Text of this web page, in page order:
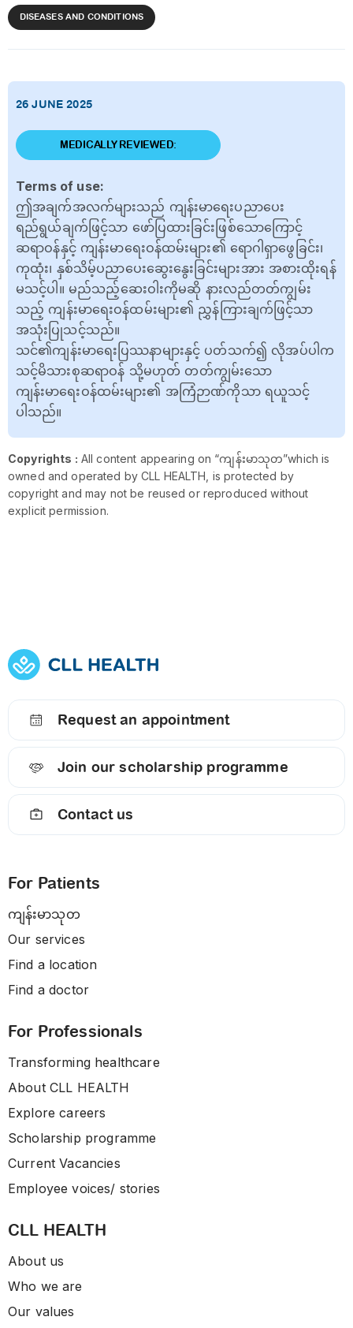
DISEASES AND CONDITIONS
26 JUNE 2025
MEDICALLY REVIEWED:
Terms of use:
ဤအချက်အလက်များသည် ကျန်းမာရေးပညာပေး
ရည်ရွယ်ချက်ဖြင့်သာ ဖော်ပြထားခြင်းဖြစ်သောကြောင့်
ဆရာဝန်နှင့် ကျန်းမာရေးဝန်ထမ်းများ၏ ရောဂါရှာဖွေခြင်း၊
ကုထုံး၊ နှစ်သိမ့်ပညာပေးဆွေးနွေးခြင်းများအား အစားထိုးရန်
မသင့်ပါ။ မည်သည့်ဆေးဝါးကိုမဆို နားလည်တတ်ကျွမ်း
သည့် ကျန်းမာရေးဝန်ထမ်းများ၏ ညွှန်ကြားချက်ဖြင့်သာ
အသုံးပြုသင့်သည်။
သင်၏ကျန်းမာရေးပြဿနာများနှင့် ပတ်သက်၍ လိုအပ်ပါက
သင့်မိသားစုဆရာဝန် သို့မဟုတ် တတ်ကျွမ်းသော
ကျန်းမာရေးဝန်ထမ်းများ၏ အကြံဉာဏ်ကိုသာ ရယူသင့်
ပါသည်။
Copyrights : All content appearing on “ကျန်းမာသုတ”which is
owned and operated by CLL HEALTH, is protected by
copyright and may not be reused or reproduced without
explicit permission.
Request an appointment
Join our scholarship programme
Contact us
For Patients
ကျန်းမာသုတ
Our services
Find a location
Find a doctor
For Professionals
Transforming healthcare
About CLL HEALTH
Explore careers
Scholarship programme
Current Vacancies
Employee voices/ stories
CLL HEALTH
About us
Who we are
Our values